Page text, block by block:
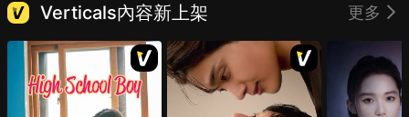
Verticals內容新上架 更多